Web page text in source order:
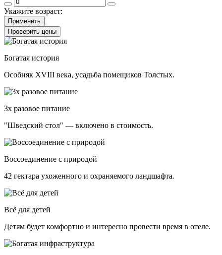
Укажите возраст:
Применить
Проверить цены
Богатая история
Особняк XVIII века, усадьба помещиков Толстых.
3х разовое питание
"Шведский стол" — включено в стоимость.
Воссоединение с природой
42 гектара ухоженного и охраняемого ландшафта.
Всё для детей
Детям будет комфортно и интересно провести время в отеле.